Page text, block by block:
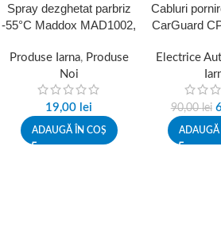
Spray dezghetat parbriz
-55°C Maddox MAD1002,
Produse Iarna, Produse
Noi
19,00 lei
ADAUGĂ ÎN COȘ
Cabluri
CarGuard
Electrice
90,00lei
ADAUGĂ